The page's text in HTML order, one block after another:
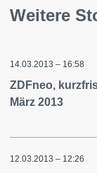
Weitere
14.03.2013 – 16:58
ZDFneo,
März 2013
12.03.2013 – 12:26